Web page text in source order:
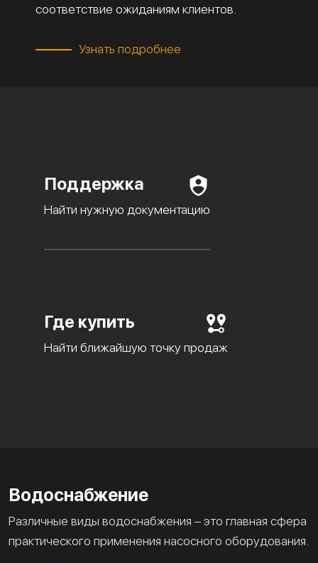
соответствие ожиданиям клиентов.
Узнать подробнее
Поддержка
Найти нужную документацию
Где купить
Найти ближайшую точку продаж
Водоснабжение
Различные виды водоснабжения – это главная сфера
практического применения насосного оборудования.